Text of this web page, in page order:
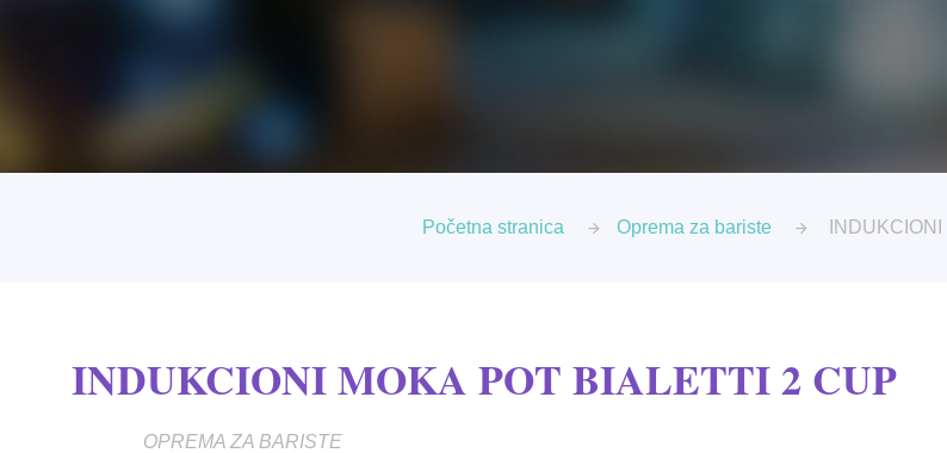
Početna stranica Oprema za bariste
INDUKCIONI MOKA POT BIALETTI 2 CUP
OPREMA ZA BARISTE